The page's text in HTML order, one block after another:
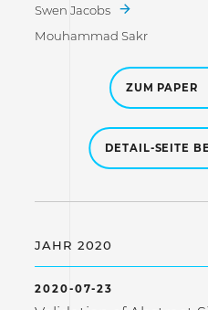
Swen Jacobs
Mouhammad Sakr
ZUM PAPER
DETAIL-SEITE
JAHR 2020
2020-07-23